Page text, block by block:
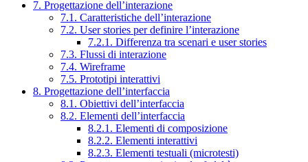
7. Progettazione dell’interazione
7.1. Caratteristiche dell’interazione
7.2. User stories per definire l’interazione
7.2.1. Differenza tra scenari e user stories
7.3. Flussi di interazione
7.4. Wireframe
7.5. Prototipi interattivi
8. Progettazione dell’interfaccia
8.1. Obiettivi dell’interfaccia
8.2. Elementi dell’interfaccia
8.2.1. Elementi di composizione
8.2.2. Elementi interattivi
8.2.3. Elementi testuali (microtesti)